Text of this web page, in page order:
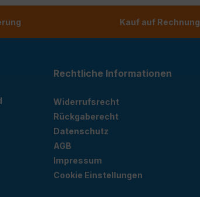
Kauf auf Rechnung
Rechtliche Informationen
Widerrufsrecht
Rückgaberecht
Datenschutz
AGB
Impressum
Cookie Einstellungen